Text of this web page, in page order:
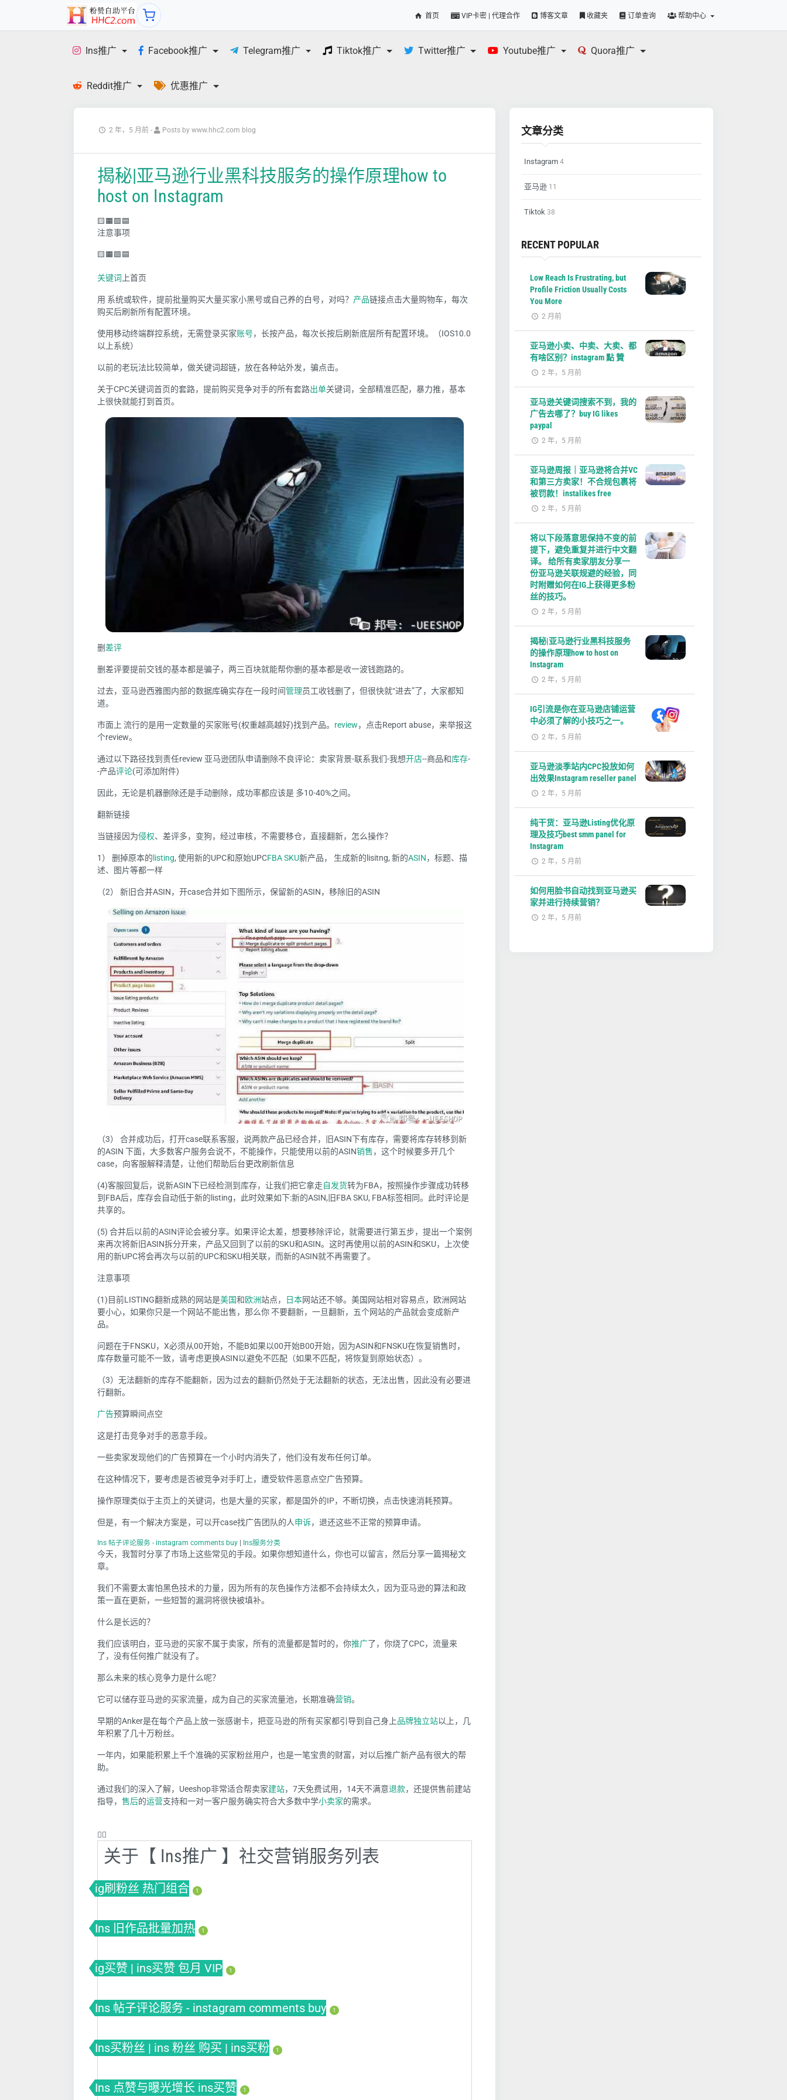
首页 VIP卡密 | 代理合作 博客文章 收藏夹 订单查询 帮助中心
Ins推广 Facebook推广 Telegram推广 Tiktok推广 Twitter推广 Youtube推广 Quora推广
Reddit推广 优惠推广
2 年，5 月前 - Posts by www.hhc2.com blog
揭秘|亚马逊行业黑科技服务的操作原理how to
host on Instagram
🟨🟧🟩🟦
注意事项
🟨🟧🟩🟦
关键词 上首页
用 系统或软件，提前批量购买大量买家小黑号或自己养的白号，对吗？ 产品链接点击大量购物车，每次
购买后刷新所有配置环境。
使用移动终端群控系统，无需登录买家账号，长按产品，每次长按后刷新底层所有配置环境。（IOS10.0
以上系统）
以前的老玩法比较简单，做关键词超链，放在各种站外发，骗点击。
关于CPC关键词首页的套路，提前购买竞争对手的所有套路出单关键词，全部精准匹配，暴力推，基本
上很快就能打到首页。
删差评
删差评要提前交钱的基本都是骗子，两三百块就能帮你删的基本都是收一波钱跑路的。
过去，亚马逊西雅图内部的数据库确实存在一段时间管理员工收钱删了，但很快就“进去”了，大家都知
道。
市面上 流行的是用一定数量的买家账号(权重越高越好)找到产品。 review，点击Report abuse，来举报这
个review。
通过以下路径找到责任review 亚马逊团队申请删除不良评论：卖家背景-联系我们-我想开店--商品和库存-
-产品评论(可添加附件)
因此，无论是机器删除还是手动删除，成功率都应该是 多10-40%之间。
翻新链接
当链接因为侵权、差评多，变狗，经过审核，不需要移仓，直接翻新，怎么操作？
1） 删掉原本的 listing, 使用新的UPC和原始UPCFBASKU新产品， 生成新的lisitng, 新的ASIN，标题、描
述、图片等都一样
（2） 新旧合并ASIN，开case合并如下图所示，保留新的ASIN，移除旧的ASIN
（3） 合并成功后，打开case联系客服，说两款产品已经合并，旧ASIN下有库存，需要将库存转移到新
的ASIN 下面，大多数客户服务会说不，不能操作，只能使用以前的ASIN销售，这个时候要多开几个
case，向客服解释清楚，让他们帮助后台更改刷新信息
(4)客服回复后，说新ASIN下已经检测到库存，让我们把它拿走自发货转为FBA，按照操作步骤成功转移
到FBA后，库存会自动低于新的listing，此时效果如下:新的ASIN,旧FBA SKU, FBA标签相同。此时评论是
共享的。
(5) 合并后以前的ASIN评论会被分享。如果评论太差，想要移除评论，就需要进行第五步，提出一个案例
来再次将新旧ASIN拆分开来，产品又回到了以前的SKU和ASIN。这时再使用以前的ASIN和SKU，上次使
用的新UPC将会再次与以前的UPC和SKU相关联，而新的ASIN就不再需要了。
注意事项
(1)目前LISTING翻新成熟的网站是美国和欧洲站点， 日本网站还不够。美国网站相对容易点，欧洲网站
要小心，如果你只是一个网站不能出售，那么你 不要翻新，一旦翻新，五个网站的产品就会变成新产
品。
问题在于FNSKU，X必须从00开始，不能B如果以00开始B00开始，因为ASIN和FNSKU在恢复销售时，
库存数量可能不一致，请考虑更换ASIN以避免不匹配（如果不匹配，将恢复到原始状态）。
（3）无法翻新的库存不能翻新，因为过去的翻新仍然处于无法翻新的状态，无法出售，因此没有必要进
行翻新。
广告预算瞬间点空
这是打击竞争对手的恶意手段。
一些卖家发现他们的广告预算在一个小时内消失了，他们没有发布任何订单。
在这种情况下，要考虑是否被竞争对手盯上，遭受软件恶意点空广告预算。
操作原理类似于主页上的关键词，也是大量的买家，都是国外的IP，不断切换，点击快速消耗预算。
但是，有一个解决方案是，可以开case找广告团队的人申诉，退还这些不正常的预算申请。
Ins 帖子评论服务 - instagram comments buy Ins服务分类
今天，我暂时分享了市场上这些常见的手段。如果你想知道什么，你也可以留言，然后分享一篇揭秘文
章。
我们不需要太害怕黑色技术的力量，因为所有的灰色操作方法都不会持续太久，因为亚马逊的算法和政
策一直在更新，一些短暂的漏洞将很快被填补。
什么是长远的？
我们应该明白，亚马逊的买家不属于卖家，所有的流量都是暂时的，你推广了，你烧了CPC，流量来
了，没有任何推广就没有了。
那么未来的核心竞争力是什么呢？
它可以储存亚马逊的买家流量，成为自己的买家流量池，长期准确营销。
早期的Anker是在每个产品上放一张感谢卡，把亚马逊的所有买家都引导到自己身上品牌独立站以上，几
年积累了几十万粉丝。
一年内，如果能积累上千个准确的买家粉丝用户，也是一笔宝贵的财富，对以后推广新产品有很大的帮
助。
通过我们的深入了解，Ueeshop非常适合帮卖家建站，7天免费试用，14天不满意退款，还提供售前建站
指导， 售后的运营支持和一对一客户服务确实符合大多数中学小卖家的需求。
❤️‍🔥
关于【 Ins推广 】社交营销服务列表
ig刷粉丝 热门组合 1
Ins 旧作品批量加热 1
ig买赞 | ins买赞 包月 VIP 1
Ins 帖子评论服务 - instagram comments buy 1
Ins买粉丝 | ins 粉丝 购买 | ins买粉 1
Ins 点赞与曝光增长 ins买赞 1
文章分类
Instagram 4
亚马逊 11
Tiktok 38
RECENT POPULAR
Low Reach Is Frustrating, but
Profile Friction Usually Costs
You More
2 月前
亚马逊小卖、中卖、大卖、都
有啥区别？instagram 點 贊
2 年，5 月前
亚马逊关键词搜索不到，我的
广告去哪了？buy IG likes
paypal
2 年，5 月前
亚马逊周报｜亚马逊将合并VC
和第三方卖家！不合规包裹将
被罚款！instalikes free
2 年，5 月前
将以下段落意思保持不变的前
提下，避免重复并进行中文翻
译。 给所有卖家朋友分享一
份亚马逊关联规避的经验，同
时附赠如何在IG上获得更多粉
丝的技巧。
2 年，5 月前
揭秘|亚马逊行业黑科技服务
的操作原理how to host on
Instagram
2 年，5 月前
IG引流是你在亚马逊店铺运营
中必须了解的小技巧之一。
2 年，5 月前
亚马逊淡季站内CPC投放如何
出效果Instagram reseller panel
2 年，5 月前
纯干货：亚马逊Listing优化原
理及技巧best smm panel for
Instagram
2 年，5 月前
如何用脸书自动找到亚马逊买
家并进行持续营销？
2 年，5 月前